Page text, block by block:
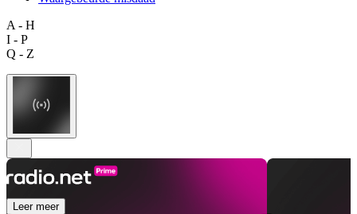
A - H
I - P
Q - Z
Leer meer